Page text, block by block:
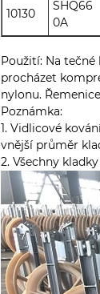
10130
SHQ66
0A
Použití: Na
procházet
nylonu.
Poznámka:
1. Vidlicové
vnější průměr
2. Všechny